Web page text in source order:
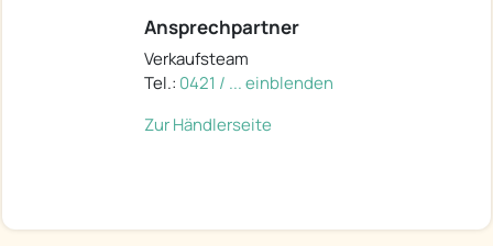
Ansprechpartner
Verkaufsteam
Tel.: 0421 / ... einblenden
Zur Händlerseite